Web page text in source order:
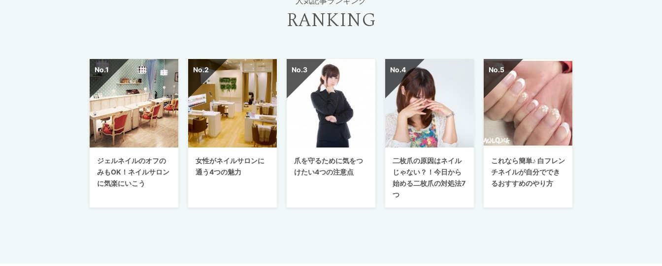
RANKING
ジェルネイルのオフの
みもOK！ネイルサロン
に気楽にいこう
女性がネイルサロンに
通う4つの魅力
爪を守るために気をつ
けたい4つの注意点
二枚爪の原因はネイル
じゃない？！今日から
始める二枚爪の対処法7
つ
これなら簡単♪ 白フレン
チネイルが自分ででき
るおすすめのやり方